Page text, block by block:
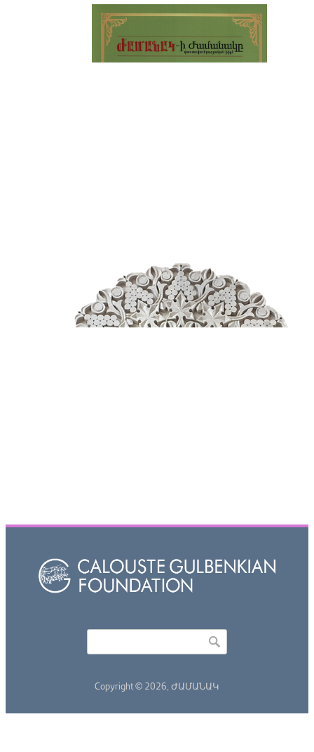
Copyright © 2026, ԺԱՄԱՆԱԿ